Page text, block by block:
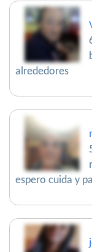
alrededores
espero cuida y